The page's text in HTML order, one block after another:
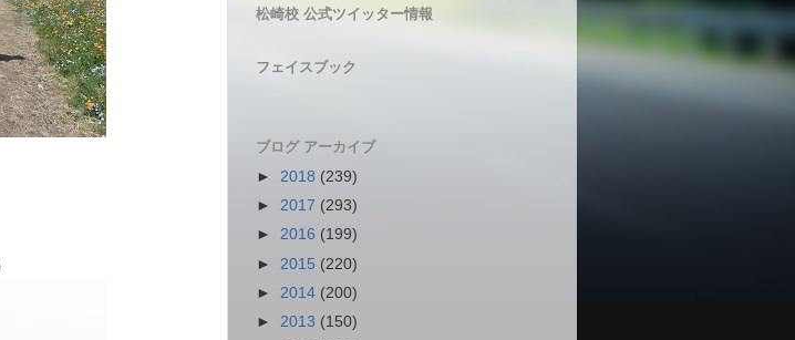
松崎校 公式ツイッター情報
フェイスブック
ブログ アーカイブ
► 2018 (239)
► 2017 (293)
► 2016 (199)
► 2015 (220)
► 2014 (200)
► 2013 (150)